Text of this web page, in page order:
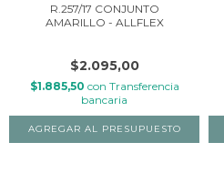
R.257/17 CONJUNTO
AMARILLO - ALLFLEX
$2.095,00
$1.885,50 con Transferencia
bancaria